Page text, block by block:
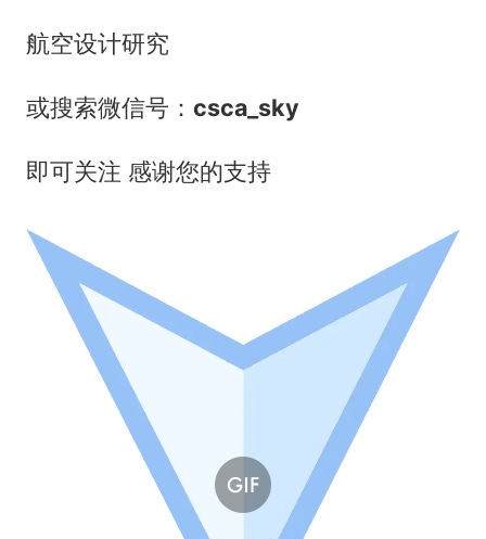
航空设计研究
或搜索微信号： csca_sky
即可关注 感谢您的支持